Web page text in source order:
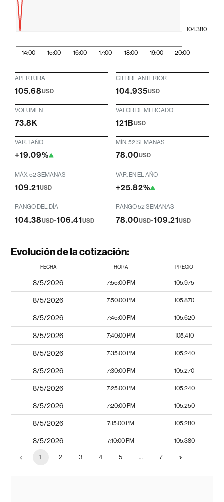
14:00 15:00 16:00 17:00 18:00 19:00 20:00
104.380
APERTURA
105.68USD
CIERRE ANTERIOR
104.935USD
VOLUMEN
73.8K
VALOR DE MERCADO
121BUSD
VAR. 1 AÑO
+19.09%
MÍN. 52 SEMANAS
78.00USD
MÁX. 52 SEMANAS
109.21USD
VAR. EN EL AÑO
+25.82%
RANGO DEL DÍA
104.38USD-106.41USD
RANGO 52 SEMANAS
78.00USD-109.21USD
Evolución de la cotización:
FECHA HORA PRECIO
8/5/2026 7:55:00 PM 105.975
8/5/2026 7:50:00 PM 105.870
8/5/2026 7:45:00 PM 105.620
8/5/2026 7:40:00 PM 105.410
8/5/2026 7:35:00 PM 105.240
8/5/2026 7:30:00 PM 105.270
8/5/2026 7:25:00 PM 105.240
8/5/2026 7:20:00 PM 105.250
8/5/2026 7:15:00 PM 105.280
8/5/2026 7:10:00 PM 105.380
1 2 3 4 5 … 7